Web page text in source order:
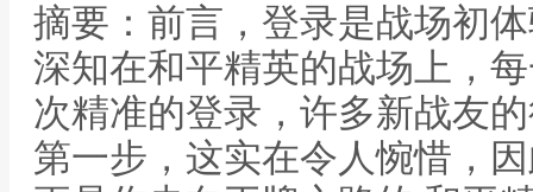
摘要：前言，登录是战场初
深知在和平精英的战场上，
次精准的登录，许多新战友
第一步，这实在令人惋惜，